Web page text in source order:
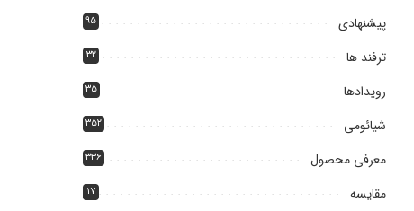
پیشنهادی ۹۵
ترفند ها ۳۲
رویدادها ۳۵
شیائومی ۳۵۲
معرفی محصول ۳۳۶
مقایسه ۱۷